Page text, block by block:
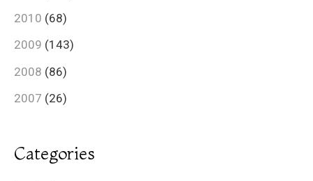
2010 (68)
2009 (143)
2008 (86)
2007 (26)
Categories